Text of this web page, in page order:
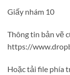
Giấy nhám 10
Thông tin bản vẽ
https://
Hoặc tải file phía